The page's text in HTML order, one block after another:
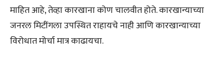
माहित आहे, तेव्हा कारखाना कोण चालवीत होते. कारखान्याच्या
जनरल मिटींगला उपस्थित राहायचे नाही आणि कारखान्याच्या
विरोधात मोर्चा मात्र काढायचा.